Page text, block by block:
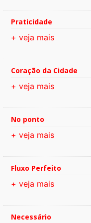
Praticidade
+ veja mais
Coração da Cidade
+ veja mais
No ponto
+ veja mais
Fluxo Perfeito
+ veja mais
Necessário